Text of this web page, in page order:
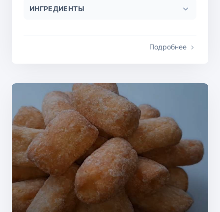
ИНГРЕДИЕНТЫ
Подробнее